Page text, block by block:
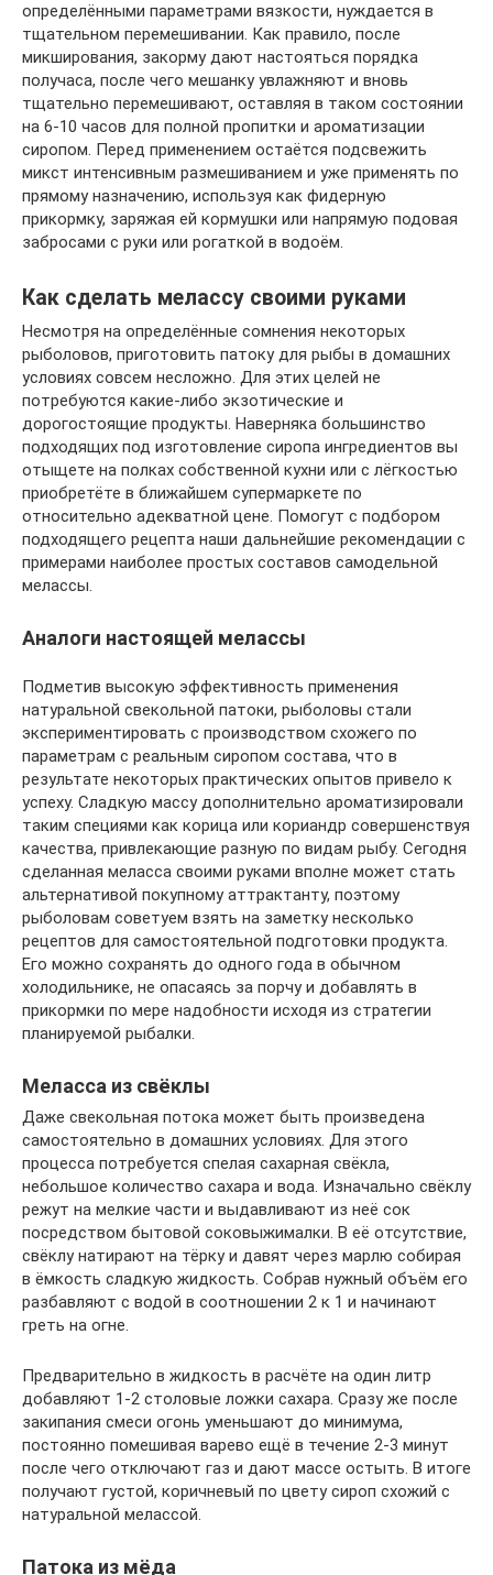
определёнными параметрами вязкости, нуждается в
тщательном перемешивании. Как правило, после
микширования, закорму дают настояться порядка
получаса, после чего мешанку увлажняют и вновь
тщательно перемешивают, оставляя в таком состоянии
на 6-10 часов для полной пропитки и ароматизации
сиропом. Перед применением остаётся подсвежить
микст интенсивным размешиванием и уже применять по
прямому назначению, используя как фидерную
прикормку, заряжая ей кормушки или напрямую подовая
забросами с руки или рогаткой в водоём.
Как сделать мелассу своими руками
Несмотря на определённые сомнения некоторых
рыболовов, приготовить патоку для рыбы в домашних
условиях совсем несложно. Для этих целей не
потребуются какие-либо экзотические и
дорогостоящие продукты. Наверняка большинство
подходящих под изготовление сиропа ингредиентов вы
отыщете на полках собственной кухни или с лёгкостью
приобретёте в ближайшем супермаркете по
относительно адекватной цене. Помогут с подбором
подходящего рецепта наши дальнейшие рекомендации с
примерами наиболее простых составов самодельной
мелассы.
Аналоги настоящей мелассы
Подметив высокую эффективность применения
натуральной свекольной патоки, рыболовы стали
экспериментировать с производством схожего по
параметрам с реальным сиропом состава, что в
результате некоторых практических опытов привело к
успеху. Сладкую массу дополнительно ароматизировали
таким специями как корица или кориандр совершенствуя
качества, привлекающие разную по видам рыбу. Сегодня
сделанная меласса своими руками вполне может стать
альтернативой покупному аттрактанту, поэтому
рыболовам советуем взять на заметку несколько
рецептов для самостоятельной подготовки продукта.
Его можно сохранять до одного года в обычном
холодильнике, не опасаясь за порчу и добавлять в
прикормки по мере надобности исходя из стратегии
планируемой рыбалки.
Меласса из свёклы
Даже свекольная потока может быть произведена
самостоятельно в домашних условиях. Для этого
процесса потребуется спелая сахарная свёкла,
небольшое количество сахара и вода. Изначально свёклу
режут на мелкие части и выдавливают из неё сок
посредством бытовой соковыжималки. В её отсутствие,
свёклу натирают на тёрку и давят через марлю собирая
в ёмкость сладкую жидкость. Собрав нужный объём его
разбавляют с водой в соотношении 2 к 1 и начинают
греть на огне.
Предварительно в жидкость в расчёте на один литр
добавляют 1-2 столовые ложки сахара. Сразу же после
закипания смеси огонь уменьшают до минимума,
постоянно помешивая варево ещё в течение 2-3 минут
после чего отключают газ и дают массе остыть. В итоге
получают густой, коричневый по цвету сироп схожий с
натуральной мелассой.
Патока из мёда